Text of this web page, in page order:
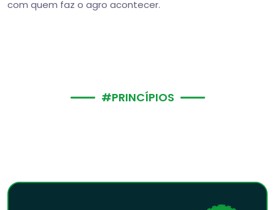
com quem faz o agro acontecer.
#PRINCÍPIOS